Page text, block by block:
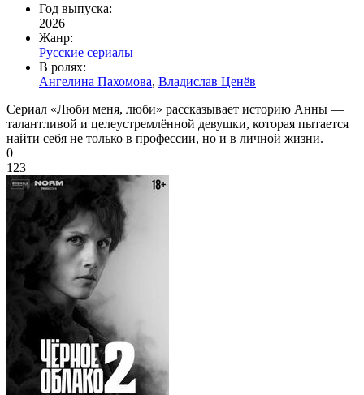
Год выпуска:
2026
Жанр:
Русские сериалы
В ролях:
Ангелина Пахомова, Владислав Ценёв
Сериал «Люби меня, люби» рассказывает историю Анны —
талантливой и целеустремлённой девушки, которая пытается
найти себя не только в профессии, но и в личной жизни.
0
123